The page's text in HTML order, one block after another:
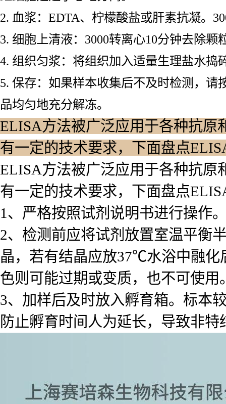
2. 血浆：EDTA、柠檬酸盐或肝素抗凝。
3. 细胞上清液：3000转离心10分钟去除颗
4. 组织匀浆：将组织加入适量生理盐水捣
5. 保存：如果样本收集后不及时检测，
品均匀地充分解冻。
ELISA方法被广泛应用于各种抗原
有一定的技术要求，下面盘点
ELISA方法被广泛应用于各种抗原
有一定的技术要求，下面盘点
1、严格按照试剂说明书进行操作
2、检测前应将试剂放置室温平衡
晶，若有结晶应放37℃水浴中融化
色则可能过期或变质，也不可使用
3、加样后及时放入孵育箱。标本
防止孵育时间人为延长，导致非